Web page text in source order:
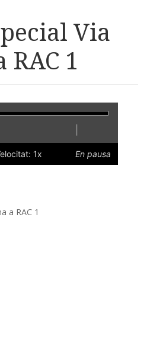
Via
RAC 1
Lent
1x En pausa
a RAC 1